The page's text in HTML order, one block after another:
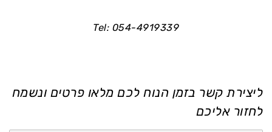
Tel: 054-4919339
ליצירת קשר בזמן הנוח לכם מלאו פרטים ונשמח
לחזור אליכם